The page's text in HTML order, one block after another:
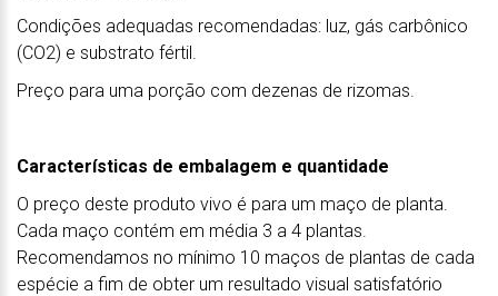
Condições adequadas recomendadas: luz, gás carbônico
(CO2) e substrato fértil.
Preço para uma porção com dezenas de rizomas.
Características de embalagem e quantidade
O preço deste produto vivo é para um maço de planta.
Cada maço contém em média 3 a 4 plantas.
Recomendamos no mínimo 10 maços de plantas de cada
espécie a fim de obter um resultado visual satisfatório